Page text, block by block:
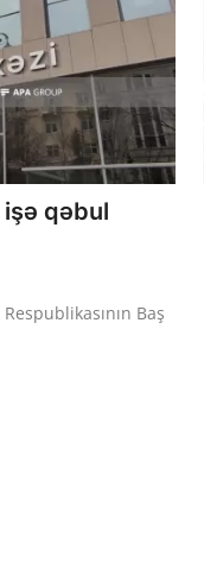
işə qəbul
Baş